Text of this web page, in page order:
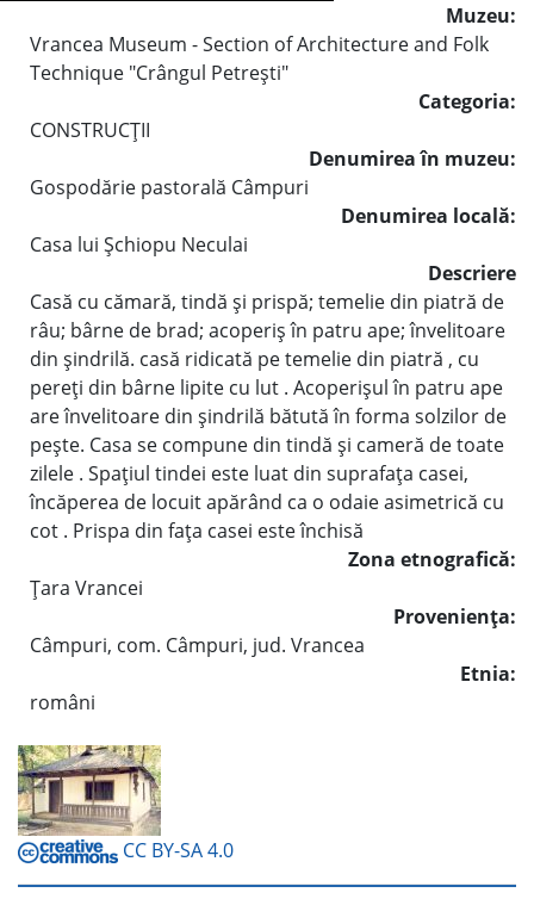
Muzeu:
Vrancea Museum - Section of Architecture and Folk
Technique "Crângul Petreşti"
Categoria:
CONSTRUCŢII
Denumirea în muzeu:
Gospodărie pastorală Câmpuri
Denumirea locală:
Casa lui Şchiopu Neculai
Descriere
Casă cu cămară, tindă şi prispă; temelie din piatră de
râu; bârne de brad; acoperiş în patru ape; învelitoare
din şindrilă. casă ridicată pe temelie din piatră , cu
pereţi din bârne lipite cu lut . Acoperişul în patru ape
are învelitoare din şindrilă bătută în forma solzilor de
peşte. Casa se compune din tindă şi cameră de toate
zilele . Spaţiul tindei este luat din suprafaţa casei,
încăperea de locuit apărând ca o odaie asimetrică cu
cot . Prispa din faţa casei este închisă
Zona etnografică:
Ţara Vrancei
Provenienţa:
Câmpuri, com. Câmpuri, jud. Vrancea
Etnia:
români
CC BY-SA 4.0